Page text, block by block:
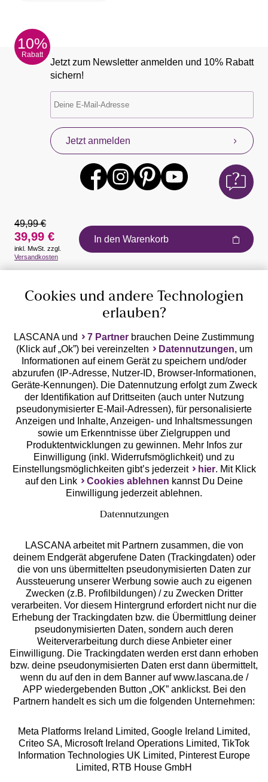
10%
Rabatt
Jetzt zum Newsletter anmelden und 10% Rabatt
sichern!
Jetzt anmelden
Auszeichnungen
Geprüfte Sicherheit
Unsere Apps
Services
Beratung
Über uns
Rechtliches
Alle Preise inkl. MwSt., zzgl.
Versandkosten
** Bonität vorausgesetzt, berechtigt zur Bonitätsprüfung
49,99 €
39,99 €
inkl. MwSt. zzgl.
Versandkosten
In den Warenkorb
Cookies und andere Technologien
erlauben?
LASCANA und 7 Partner brauchen Deine Zustimmung
(Klick auf „Ok”) bei vereinzelten
Datennutzungen, um
Informationen auf einem Gerät zu speichern und/oder
abzurufen (IP-Adresse, Nutzer-ID, Browser-Informationen,
Geräte-Kennungen). Die Datennutzung erfolgt zum Zweck
der Identifikation auf Drittseiten (auch unter Nutzung
pseudonymisierter E-Mail-Adressen), für personalisierte
Anzeigen und Inhalte, Anzeigen- und Inhaltsmessungen
sowie um Erkenntnisse über Zielgruppen und
Produktentwicklungen zu gewinnen. Mehr Infos zur
Einwilligung (inkl. Widerrufsmöglichkeit) und zu
Einstellungsmöglichkeiten gibt’s jederzeit
hier. Mit Klick
auf den Link
Cookies ablehnen kannst Du Deine
Einwilligung jederzeit ablehnen.
Datennutzungen
LASCANA arbeitet mit Partnern zusammen, die von
deinem Endgerät abgerufene Daten (Trackingdaten) oder
die von uns übermittelten pseudonymisierten Daten zur
Aussteuerung unserer Werbung sowie auch zu eigenen
Zwecken (z.B. Profilbildungen) / zu Zwecken Dritter
verarbeiten. Vor diesem Hintergrund erfordert nicht nur die
Erhebung der Trackingdaten bzw. die Übermittlung deiner
pseudonymisierten Daten, sondern auch deren
Weiterverarbeitung durch diese Anbieter einer
Einwilligung. Die Trackingdaten werden erst dann erhoben
bzw. deine pseudonymisierten Daten erst dann übermittelt,
wenn du auf den in dem Banner auf www.lascana.de /
APP wiedergebenden Button „OK” anklickst. Bei den
Partnern handelt es sich um die folgenden Unternehmen:
Meta Platforms Ireland Limited, Google Ireland Limited,
Criteo SA, Microsoft Ireland Operations Limited, TikTok
Information Technologies UK Limited, Pinterest Europe
Limited, RTB House GmbH